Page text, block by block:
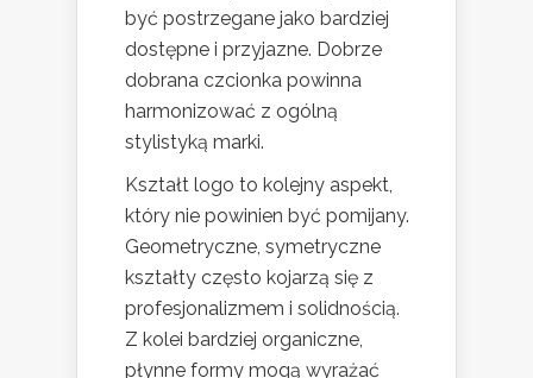
być postrzegane jako bardziej
dostępne i przyjazne. Dobrze
dobrana czcionka powinna
harmonizować z ogólną
stylistyką marki.
Kształt logo to kolejny aspekt,
który nie powinien być pomijany.
Geometryczne, symetryczne
kształty często kojarzą się z
profesjonalizmem i solidnością.
Z kolei bardziej organiczne,
płynne formy mogą wyrażać